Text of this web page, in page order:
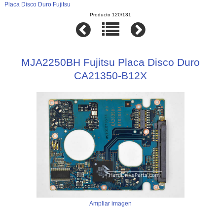
Placa Disco Duro Fujitsu
Producto 120/131
MJA2250BH Fujitsu Placa Disco Duro
CA21350-B12X
Ampliar imagen